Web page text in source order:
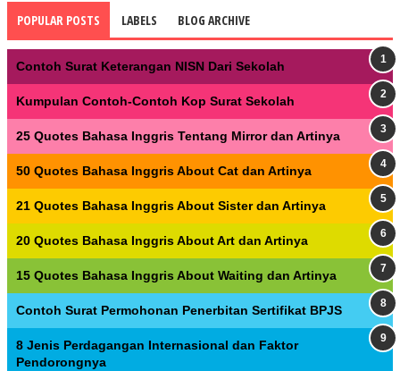
POPULAR POSTS LABELS BLOG ARCHIVE
Contoh Surat Keterangan NISN Dari Sekolah
Kumpulan Contoh-Contoh Kop Surat Sekolah
25 Quotes Bahasa Inggris Tentang Mirror dan Artinya
50 Quotes Bahasa Inggris About Cat dan Artinya
21 Quotes Bahasa Inggris About Sister dan Artinya
20 Quotes Bahasa Inggris About Art dan Artinya
15 Quotes Bahasa Inggris About Waiting dan Artinya
Contoh Surat Permohonan Penerbitan Sertifikat BPJS
8 Jenis Perdagangan Internasional dan Faktor
Pendorongnya